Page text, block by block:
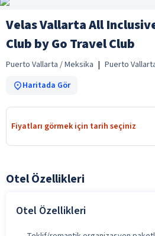
Velas Vallarta All
Club by Go Travel Club
Puerto Vallarta / Meksika | Puerto
Haritada Gör
Fiyatları görmek için tarih seçiniz
Otel Özellikleri
Otel Özellikleri